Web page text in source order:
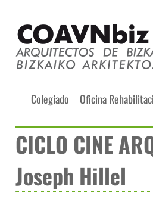
Buscar:
Colegiado Oficina
CICLO CINE
Joseph Hillel